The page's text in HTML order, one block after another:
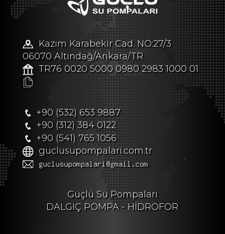
Kazım Karabekir Cad. NO:27/3
06070 Altındağ/Ankara/TR
TR76 0020 5000 0980 2983 1000 01
+90 (532) 653 9887
+90 (312) 384 0122
+90 (541) 765 1056
guclusupompalari.com.tr
Güçlü Su Pompaları
DALGIÇ POMPA - HİDROFOR